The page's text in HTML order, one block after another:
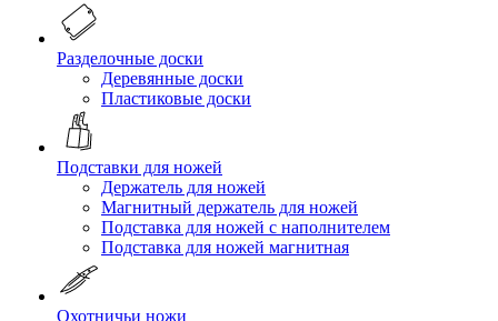
Разделочные доски
Деревянные доски
Пластиковые доски
Подставки для ножей
Держатель для ножей
Магнитный держатель для ножей
Подставка для ножей с наполнителем
Подставка для ножей магнитная
Охотничьи ножи